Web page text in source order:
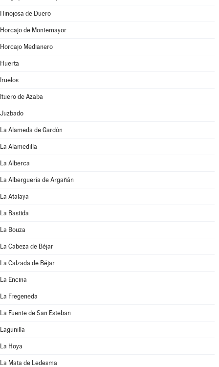
Hinojosa de Duero
Horcajo de Montemayor
Horcajo Medianero
Huerta
Iruelos
Ituero de Azaba
Juzbado
La Alameda de Gardón
La Alamedilla
La Alberca
La Alberguería de Argañán
La Atalaya
La Bastida
La Bouza
La Cabeza de Béjar
La Calzada de Béjar
La Encina
La Fregeneda
La Fuente de San Esteban
Lagunilla
La Hoya
La Mata de Ledesma